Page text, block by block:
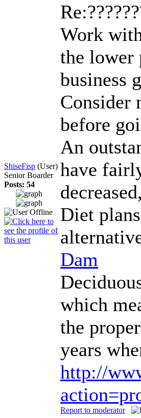
ShiseFisp (User)
Senior Boarder
Posts: 54
Work
the lower
business
Consider
before
An
have
Diet
Dam
which
the
years
http://
Report to moderator